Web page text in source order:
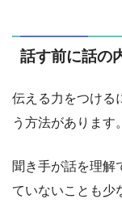
話す前に話の
伝える力をつける
う方法があります。
聞き手が話を理解
ていないことも少